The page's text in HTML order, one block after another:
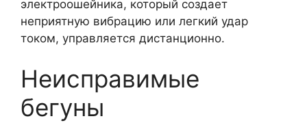
электроошейника, который создает
неприятную вибрацию или легкий удар
током, управляется дистанционно.
Неисправимые
бегуны